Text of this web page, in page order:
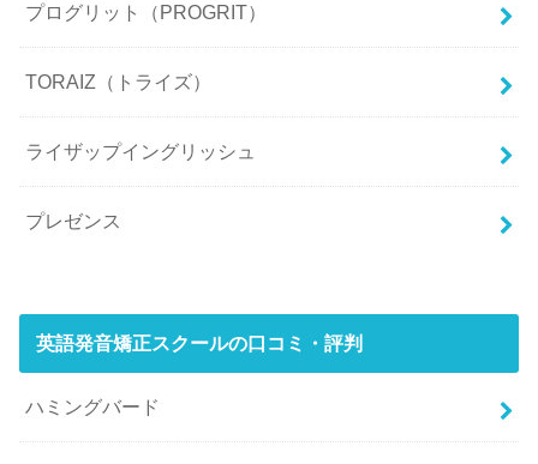
プログリット（PROGRIT）
TORAIZ（トライズ）
ライザップイングリッシュ
プレゼンス
英語発音矯正スクールの口コミ・評判
ハミングバード